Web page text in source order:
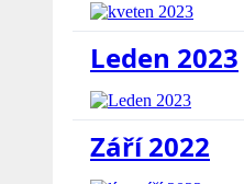
Leden 2023
Září 2022